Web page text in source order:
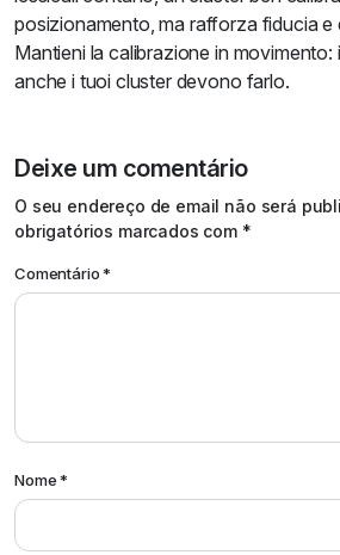
posizionamento, ma rafforza fiducia e
Mantieni la calibrazione in movimento:
anche i tuoi cluster devono farlo.
Deixe um comentário
O seu endereço de email não será
obrigatórios marcados com *
Comentário*
Nome*
Alternative: